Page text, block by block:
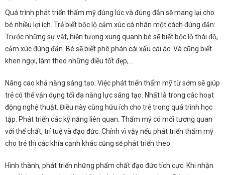
Quá trình phát triển thẩm mỹ đúng lúc và đúng đắn sẽ mang lại cho
bé nhiều lợi ích. Trẻ biết bộc lộ cảm xúc cá nhân một cách đúng đắn:
Trước những sự vật, hiện tượng xung quanh bé sẽ biết bộc lộ thái độ,
cảm xúc đúng đắn. Bé sẽ biết phê phán cái xấu cái ác. Và cũng biết
khen ngợi, làm theo những điều tốt đẹp,…
Nâng cao khả năng sáng tạo: Việc phát triển thẩm mỹ từ sớm sẽ giúp
trẻ có thể vận dụng tối đa năng lực sáng tạo. Nhất là trong các hoạt
động nghệ thuật. Điều này cũng hữu ích cho trẻ trong quá trình học
tập. Phát triển các kỹ năng liên quan: Thẩm mỹ có mối tương quan
với thể chất, trí tuệ và đạo đức. Chính vì vậy nếu phát triển thẩm mỹ
cho trẻ thì các khía cạnh khác cũng sẽ phát triển theo.
Hình thành, phát triển những phẩm chất đạo đức tích cực: Khi nhận